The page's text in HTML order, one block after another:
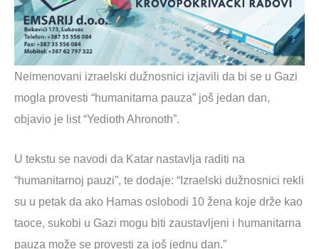
Neimenovani izraelski dužnosnici izjavili da bi se u Gazi
mogla provesti “humanitarna pauza” još jedan dan,
objavio je list “Yedioth Ahronoth”.
U tekstu se navodi da Katar nastavlja raditi na
“humanitarnoj pauzi”, te dodaje: “Izraelski dužnosnici rekli
su u petak da ako Hamas oslobodi 10 žena koje drže kao
taoce, sukobi u Gazi mogu biti zaustavljeni i humanitarna
pauza može se provesti za još jednu dan.”